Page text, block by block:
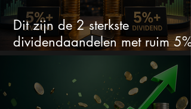
Dit zijn de 2 sterkste
dividendaandelen met ruim 5%